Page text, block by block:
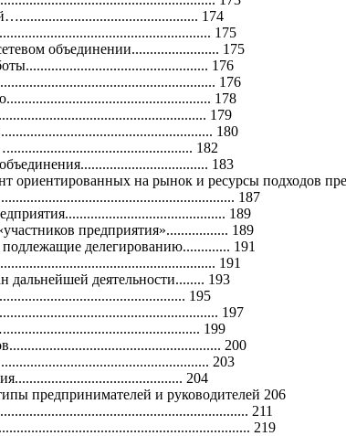
174
175
объединении........................ 175
176
176
178
179
180
182
183
ориентированных на рынок и ресурсы подходов
187
189
предприятия»................. 189
подлежащие делегированию............. 191
191
деятельности........ 193
195
197
199
200
203
204
предпринимателей и руководителей 206
211
219